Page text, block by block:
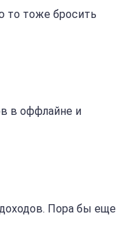
то тоже бросить
в оффлайне и
Пора бы еще